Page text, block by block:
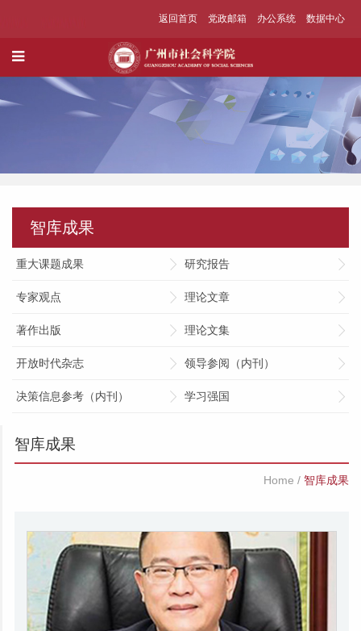
返回首页 党政邮箱 办公系统 数据中心
智库成果
重大课题成果 研究报告
专家观点 理论文章
著作出版 理论文集
开放时代杂志 领导参阅（内刊）
决策信息参考（内刊） 学习强国
智库成果
Home / 智库成果